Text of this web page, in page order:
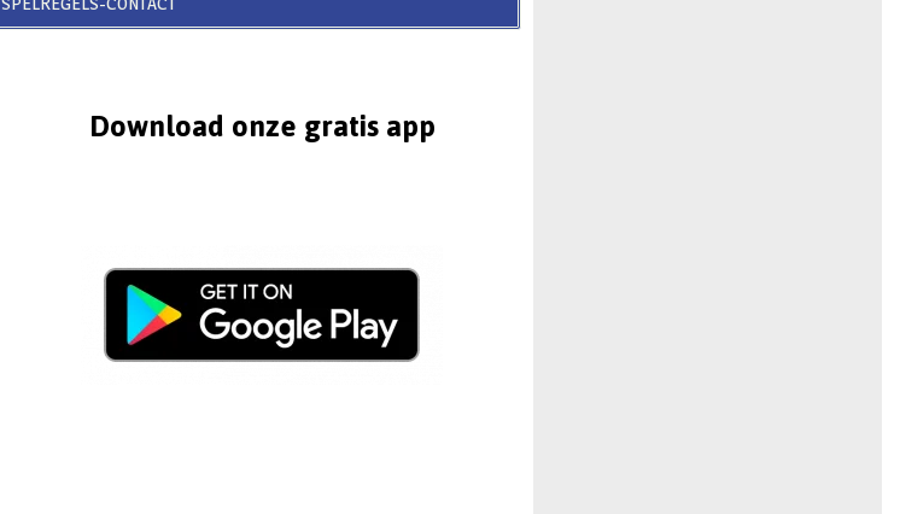
Download onze gratis app